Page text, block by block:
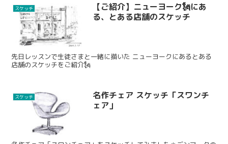
スケッチ
【ご紹介】ニューヨーク🗽にあ
る、とある店舗のスケッチ
先日レッスンで生徒さまと一緒に描いた ニューヨークにあるとある
店舗のスケッチをご紹介🗽
スケッチ
名作チェア スケッチ「スワンチ
ェア」